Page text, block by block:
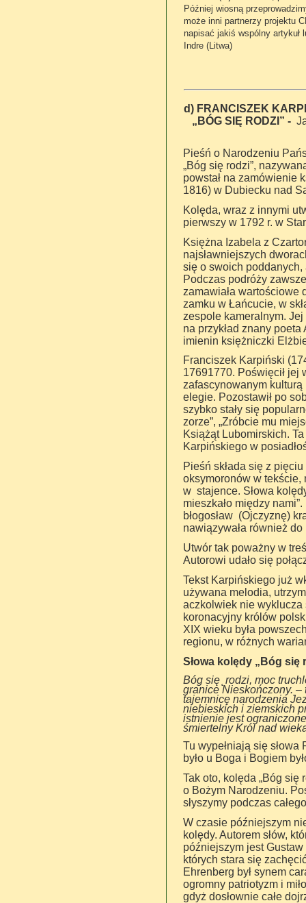
Później wiosną
może inni partnerzy projektu
napisać jakiś wspólny artykuł
Indre (Litwa)
d) FRANCISZEK
„BÓG SIĘ RODZI” -
Pieśń o Narodzeniu
„Bóg się rodzi”,
powstał na zamówienie
1816) w Dubiecku nad
Kolęda, wraz z innymi
pierwszy w 1792 r. w
Księżna Izabela z
najsławniejszych
się o swoich poddanych,
Podczas podróży
zamawiała wartościowe
zamku w Łańcucie, w
zespole kameralnym.
na przykład znany
imienin księżniczki
Franciszek Karpiński
17691770. Poświęcił jej
zafascynowanym kulturą
elegie. Pozostawił po
szybko stały się
zorze”, „Zróbcie mu
Książąt Lubomirskich.
Karpińskiego w
Pieśń składa się z
oksymoronów w tekście,
w stajence. Słowa
mieszkało między
błogosław (Ojczyznę)
nawiązywała również
Utwór tak poważny w
Autorowi udało się
Tekst Karpińskiego już
używana melodia,
aczkolwiek nie wyklucza
koronacyjny królów
XIX wieku była
regionu, w różnych
Słowa kolędy „Bóg się
Bóg się ̨ rodzi, moc
granice Nieskończony. –
tajemnicę narodzenia
niebieskich i ziemskich
istnienie jest
śmiertelny Król nad
Tu wypełniają się słowa
było u Boga i Bogiem
Tak oto, kolęda „Bóg się
o Bożym Narodzeniu.
słyszymy podczas
W czasie późniejszym
kolędy. Autorem słów,
późniejszym jest
których stara się
Ehrenberg był synem
ogromny patriotyzm i
gdyż dosłownie całe